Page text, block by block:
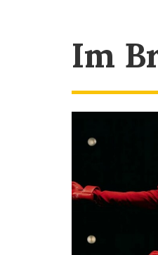
Im